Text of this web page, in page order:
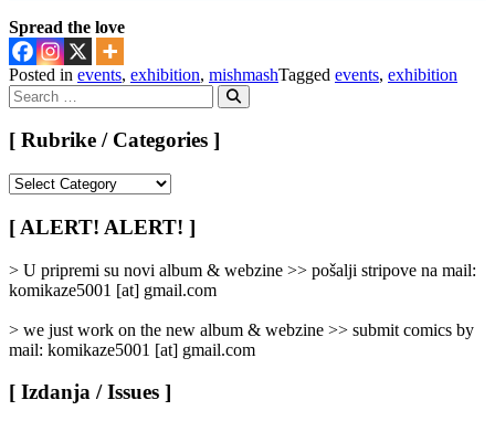
Spread the love
Posted in events, exhibition, mishmashTagged events, exhibition
Search
for:
Search
[ Rubrike / Categories ]
/
Categories
[ ALERT! ALERT! ]
> U pripremi su novi album & webzine >> pošalji stripove na mail:
komikaze5001 [at] gmail.com
> we just work on the new album & webzine >> submit comics by
mail: komikaze5001 [at] gmail.com
[ Izdanja / Issues ]